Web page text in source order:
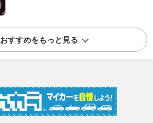
おすすめをもっと見る